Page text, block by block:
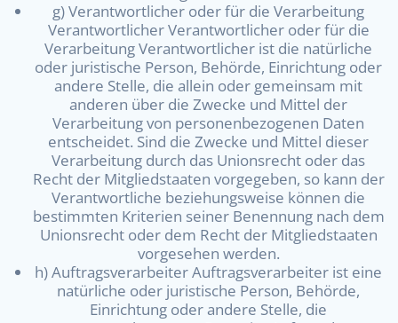
g) Verantwortlicher oder für die Verarbeitung
Verantwortlicher Verantwortlicher oder für die
Verarbeitung Verantwortlicher ist die natürliche
oder juristische Person, Behörde, Einrichtung oder
andere Stelle, die allein oder gemeinsam mit
anderen über die Zwecke und Mittel der
Verarbeitung von personenbezogenen Daten
entscheidet. Sind die Zwecke und Mittel dieser
Verarbeitung durch das Unionsrecht oder das
Recht der Mitgliedstaaten vorgegeben, so kann der
Verantwortliche beziehungsweise können die
bestimmten Kriterien seiner Benennung nach dem
Unionsrecht oder dem Recht der Mitgliedstaaten
vorgesehen werden.
h) Auftragsverarbeiter Auftragsverarbeiter ist eine
natürliche oder juristische Person, Behörde,
Einrichtung oder andere Stelle, die